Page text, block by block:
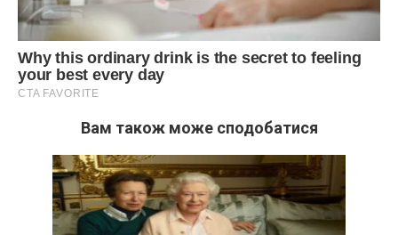
Вам також може сподобатися